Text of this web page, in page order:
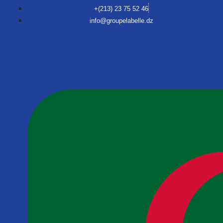
+(213) 23 75 52 46
info@groupelabelle.dz